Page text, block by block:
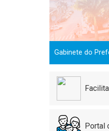
Gabinete do
Facilita
Portal